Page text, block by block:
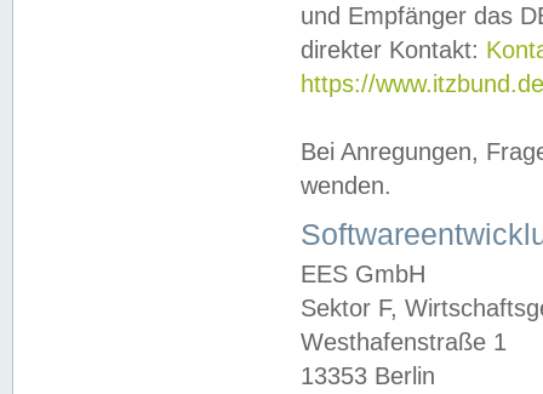
und Empfänger das
direkter Kontakt:
https://
Bei Anregungen,
wenden.
EES GmbH
Sektor F,
Westhafenstraße 1
13353 Berlin